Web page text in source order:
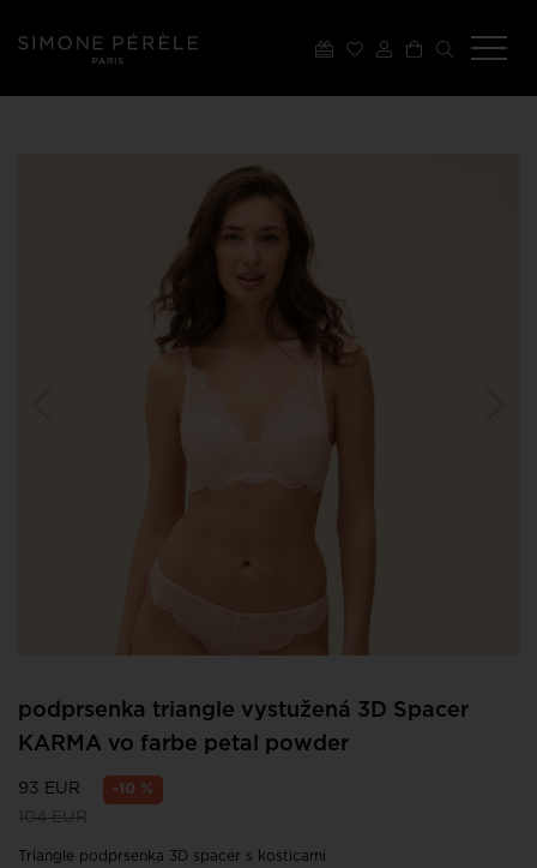
podprsenka triangle vystužená 3D Spacer
KARMA vo farbe petal powder
93 EUR -10 %
104 EUR
Triangle podprsenka 3D spacer s kosticami